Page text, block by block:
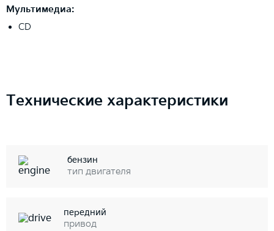
Мультимедиа:
CD
Технические характеристики
бензин
тип двигателя
передний
привод